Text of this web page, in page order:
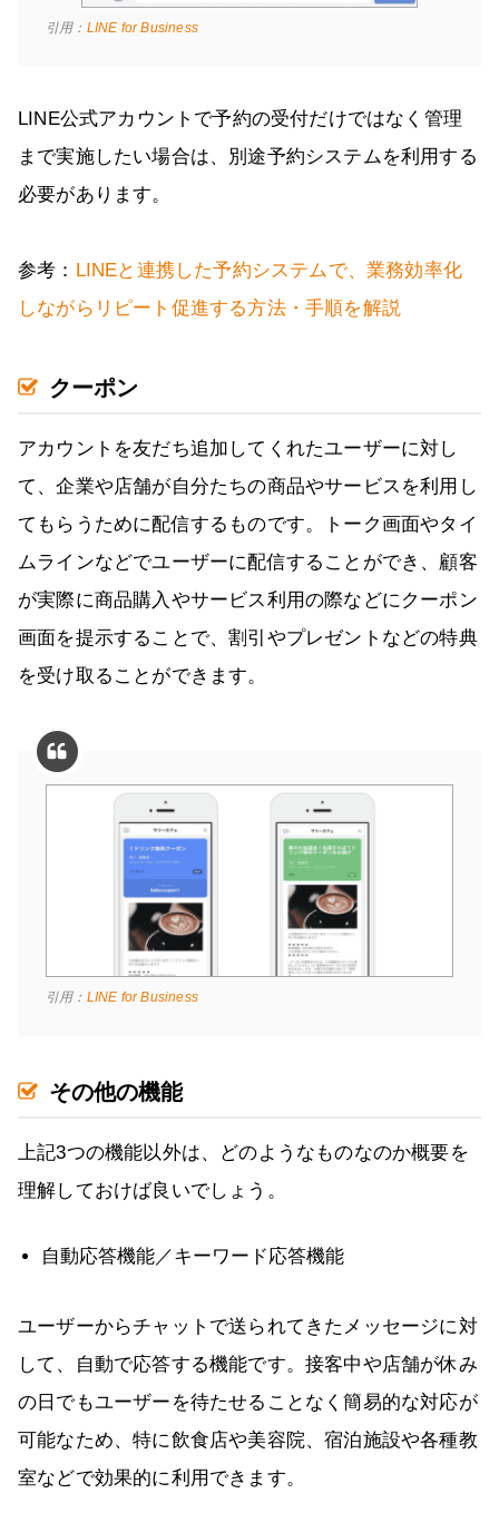
引用： LINE for Business
LINE公式アカウントで予約の受付だけではなく管理
まで実施したい場合は、別途予約システムを利用する
必要があります。
参考： LINEと連携した予約システムで、業務効率化
しながらリピート促進する方法・手順を解説
クーポン
アカウントを友だち追加してくれたユーザーに対し
て、企業や店舗が自分たちの商品やサービスを利用し
てもらうために配信するものです。トーク画面やタイ
ムラインなどでユーザーに配信することができ、顧客
が実際に商品購入やサービス利用の際などにクーポン
画面を提示することで、割引やプレゼントなどの特典
を受け取ることができます。
引用： LINE for Business
その他の機能
上記3つの機能以外は、どのようなものなのか概要を
理解しておけば良いでしょう。
自動応答機能／キーワード応答機能
ユーザーからチャットで送られてきたメッセージに対
して、自動で応答する機能です。接客中や店舗が休み
の日でもユーザーを待たせることなく簡易的な対応が
可能なため、特に飲食店や美容院、宿泊施設や各種教
室などで効果的に利用できます。